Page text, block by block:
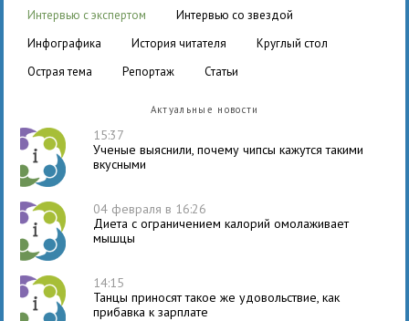
интервью с экспертом
интервью со звездой
инфографика
история читателя
круглый стол
острая тема
репортаж статьи
Актуальные новости
15:37
Ученые выяснили, почему чипсы кажутся такими
вкусными
04 февраля в 16:26
Диета с ограничением калорий омолаживает
мышцы
14:15
Танцы приносят такое же удовольствие, как
прибавка к зарплате